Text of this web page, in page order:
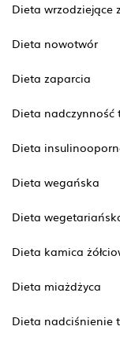
Dieta wrzodziejące
Dieta nowotwór
Dieta zaparcia
Dieta nadczynność
Dieta
Dieta wegańska
Dieta
Dieta kamica
Dieta miażdżyca
Dieta nadciśnienie